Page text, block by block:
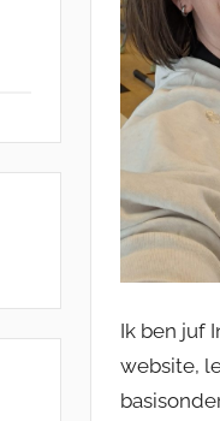
Ik ben juf
website,